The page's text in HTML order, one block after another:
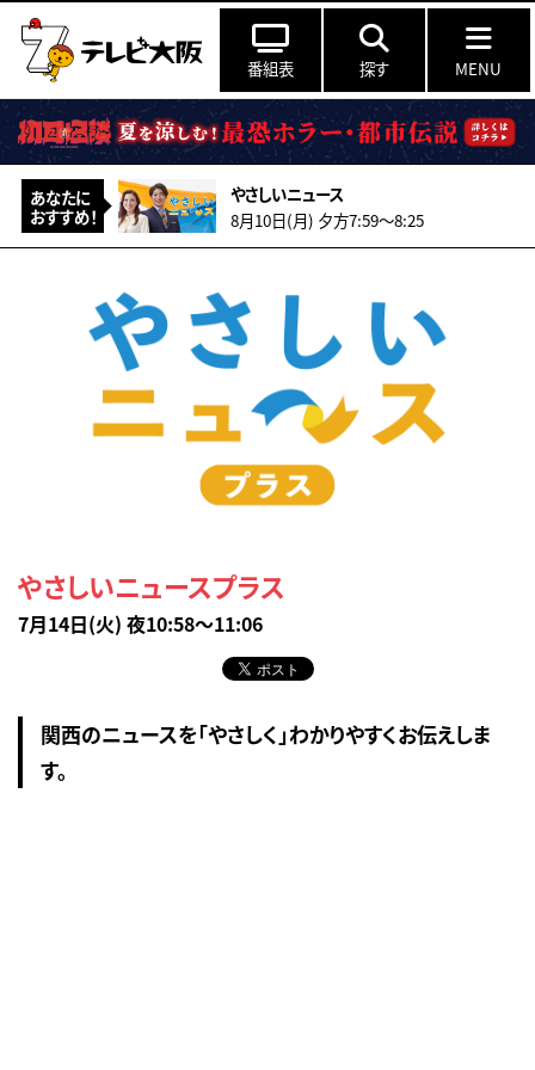
番組表 探す MENU
あなたに
おすすめ！
やさしいニュース
8月10日(月) 夕方7:59〜8:25
やさしいニュースプラス
7月14日(火) 夜10:58～11:06
関西のニュースを「やさしく」わかりやすくお伝えしま
す。